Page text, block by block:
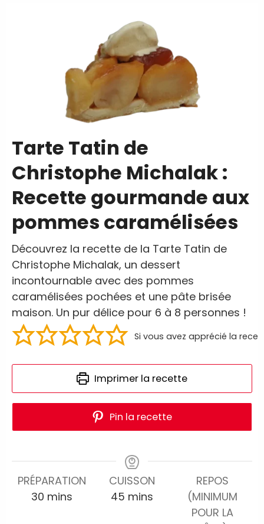
Tarte Tatin de
Christophe Michalak :
Recette gourmande aux
pommes caramélisées
Découvrez la recette de la Tarte Tatin de
Christophe Michalak, un dessert
incontournable avec des pommes
caramélisées pochées et une pâte brisée
maison. Un pur délice pour 6 à 8 personnes !
Si vous avez apprécié la
Imprimer la recette
Pin la recette
PRÉPARATION
30 mins
CUISSON
45 mins
REPOS
(MINIMUM
POUR LA